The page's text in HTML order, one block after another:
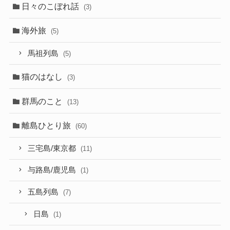
日々のこぼれ話 (3)
海外旅 (5)
馬祖列島 (5)
猫のはなし (3)
群馬のこと (13)
離島ひとり旅 (60)
三宅島/東京都 (11)
与路島/鹿児島 (1)
五島列島 (7)
日島 (1)